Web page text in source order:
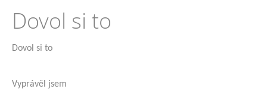
Dovol si to
Dovol si to
Vyprávěl jsem